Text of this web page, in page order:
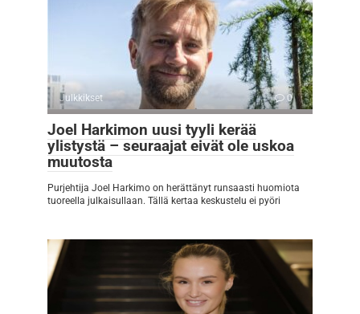
Julkkikset 0
Joel Harkimon uusi tyyli kerää
ylistystä – seuraajat eivät ole uskoa
muutosta
Purjehtija Joel Harkimo on herättänyt runsaasti huomiota
tuoreella julkaisullaan. Tällä kertaa keskustelu ei pyöri